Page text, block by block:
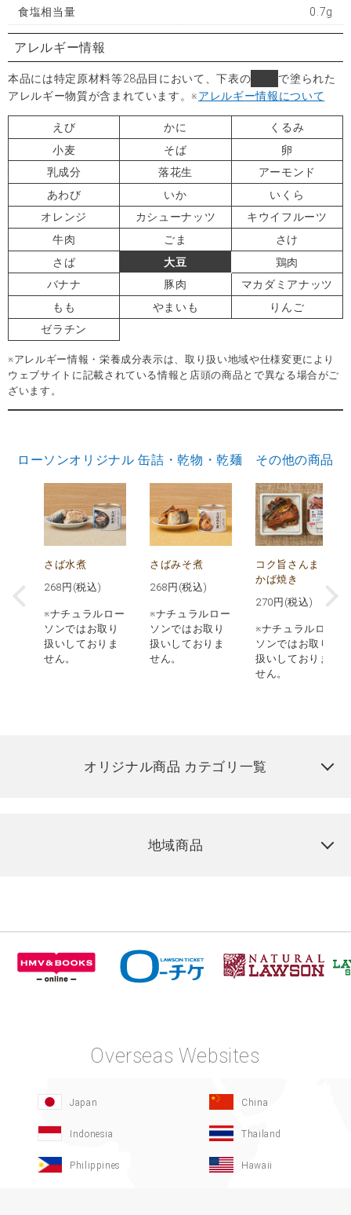
食塩相当量 0.7g
アレルギー情報
本品には特定原材料等28品目において、下表の
で塗られた
アレルギー物質が含まれています。※アレルギー情報について
えび かに
くるみ
小麦
そば
卵
乳成分
落花生
アーモンド
あわび
いか
いくら
オレンジ
カシューナッツ
キウイフルーツ
牛肉
ごま
さけ
さば
大豆
鶏肉
バナナ
豚肉
マカダミアナッツ
もも
やまいも
りんご
ゼラチン
※アレルギー情報・栄養成分表示は、取り扱い地域や仕様変更により
ウェブサイトに記載されている情報と店頭の商品とで異なる場合がご
ざいます。
ローソンオリジナル 缶詰・乾物・乾麺 その他の商品
さば水煮
268 円(税込)
※ナチュラルロー
ソンではお取り
扱いしておりま
せん。
さばみそ煮
268 円(税込)
※ナチュラルロー
ソンではお取り
扱いしておりま
せん。
コク旨さんま
かば焼き
270 円(税込)
※ナチュラルロー
ソンではお取り
扱いしておりま
せん。
オリジナル商品 カテゴリ一覧
地域商品
Overseas Websites
Japan China
Indonesia Thailand
Philippines Hawaii